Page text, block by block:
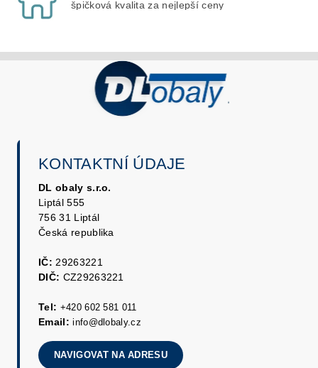
špičková kvalita za nejlepší ceny
KONTAKTNÍ ÚDAJE
DL obaly s.r.o.
Liptál 555
756 31 Liptál
Česká republika
IČ: 29263221
DIČ: CZ29263221
Tel: +420 602 581 011
Email: info@dlobaly.cz
NAVIGOVAT NA ADRESU